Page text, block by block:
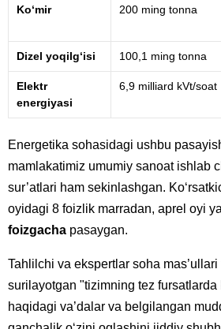
Ko‘mir 200 ming tonna
Dizel yoqilg‘isi 100,1 ming tonna
Elektr
energiyasi
6,9 milliard kVt/soat
Energetika sohasidagi ushbu
mamlakatimiz umumiy sanoat ishlab
sur’atlari ham sekinlashgan.
oyidagi 8 foizlik marradan, aprel oyi
foizgacha pasaygan.
Tahlilchi va ekspertlar soha
surilayotgan "tizimning tez
haqidagi va’dalar va belgilangan